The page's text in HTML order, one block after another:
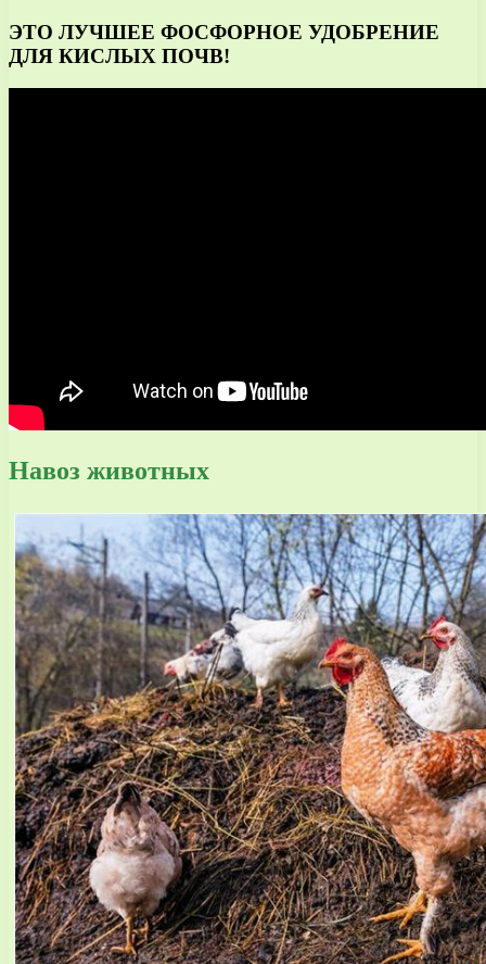
ЭТО ЛУЧШЕЕ ФОСФОРНОЕ УДОБРЕНИЕ
ДЛЯ КИСЛЫХ ПОЧВ!
Навоз животных